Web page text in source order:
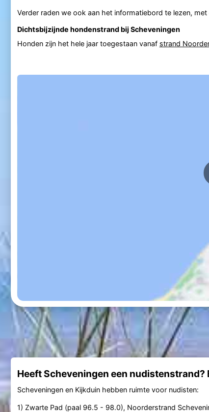
Verder raden we ook aan het informatiebord te lezen,
Dichtsbijzijnde hondenstrand bij Scheveningen
Honden zijn het hele jaar toegestaan vanaf strand
Heeft Scheveningen een
Scheveningen en Kijkduin hebben ruimte voor nudisten:
1) Zwarte Pad (paal 96.5 - 98.0), Noorderstrand